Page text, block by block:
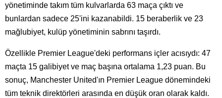
yönetiminde takım tüm kulvarlarda 63 maça çıktı ve
bunlardan sadece 25'ini kazanabildi. 15 beraberlik ve 23
mağlubiyet, kulüp yönetiminin sabrını taşırdı.
Özellikle Premier League'deki performans içler acısıydı: 47
maçta 15 galibiyet ve maç başına ortalama 1,23 puan. Bu
sonuç, Manchester United'ın Premier League dönemindeki
tüm teknik direktörleri arasında en düşük oran olarak kaldı.